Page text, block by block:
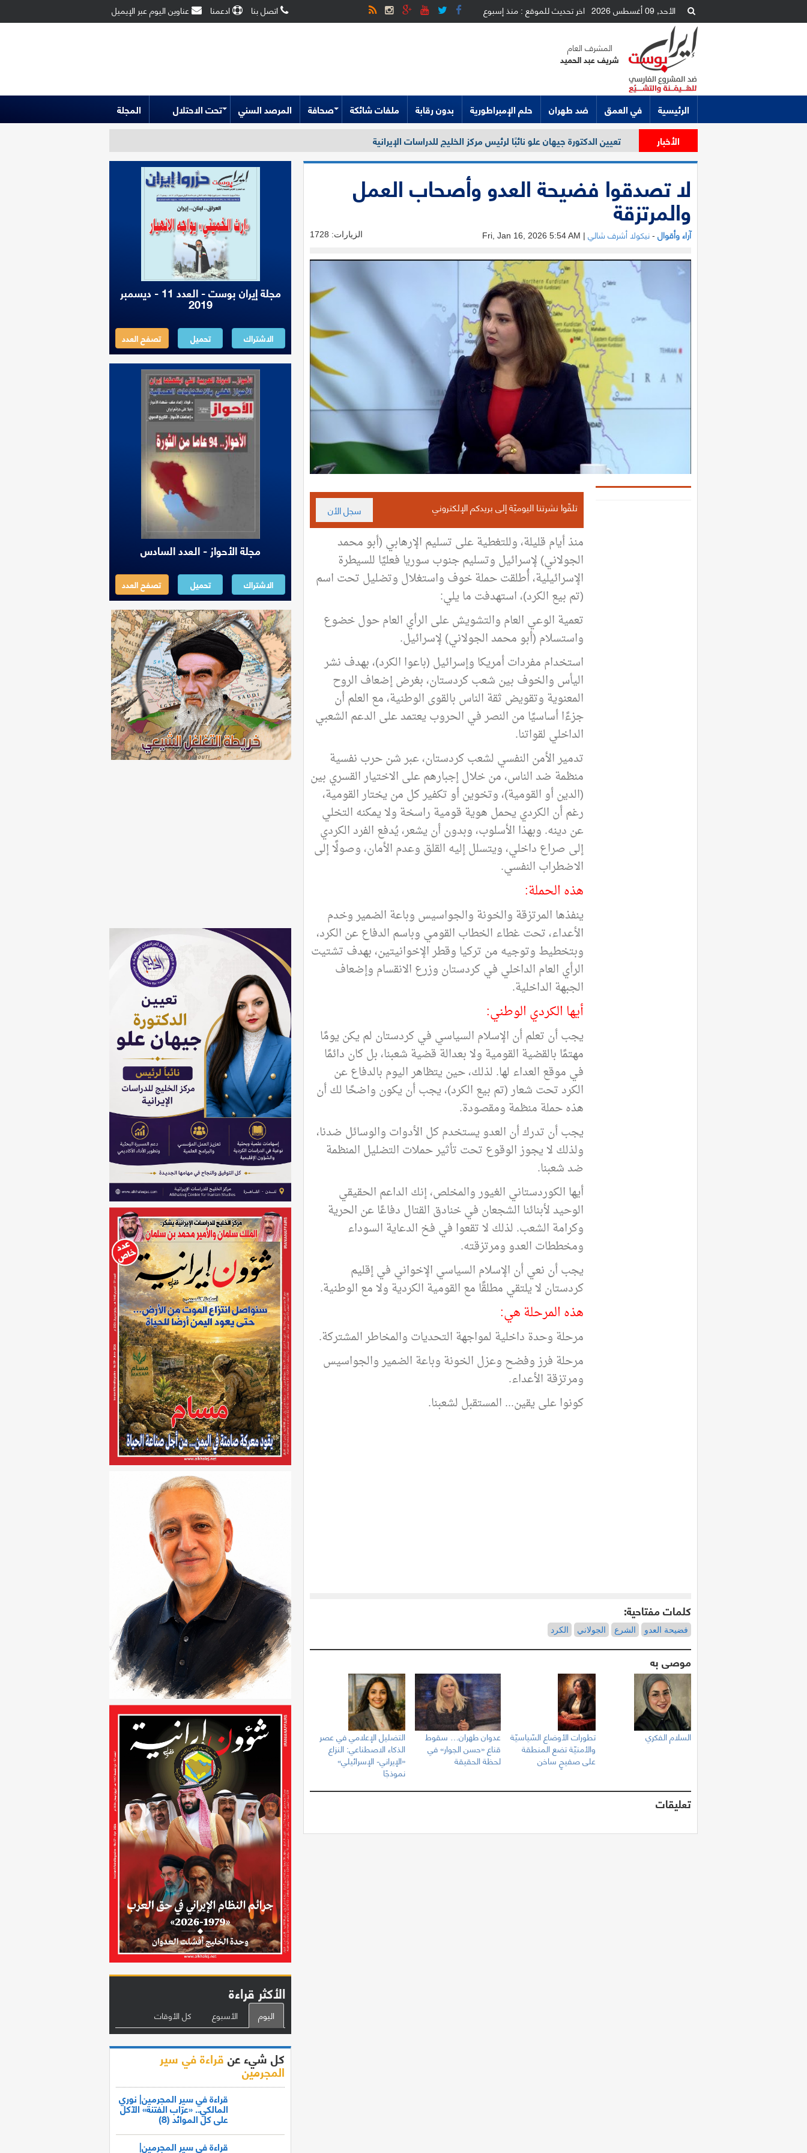
الأحد, 09 أغسطس 2026 اخر تحديث للموقع : منذ إسبوع اتصل بنا ادعمنا عناوين اليوم عبر الإيميل
المشرف العام
شريف عبد الحميد
الرئيسية في العمق ضد طهران حلم الإمبراطورية بدون رقابة ملفات شائكة صحافة المرصد السني تحت الاحتلال
المجلة
الأخبار
تعيين الدكتورة جيهان علو نائبًا لرئيس مركز الخليج للدراسات الإيرانية
لا تصدقوا فضيحة العدو وأصحاب العمل
والمرتزقة
آراء وأقوال - نيكولا أشرف شالي | Fri, Jan 16, 2026 5:54 AM الزيارات: 1728
تلقّوا نشرتنا اليوميّة إلى بريدكم الإلكتروني سجل الأن
منذ أيام قليلة، وللتغطية على تسليم الإرهابي (أبو محمد
الجولاني) لإسرائيل وتسليم جنوب سوريا فعليًا للسيطرة
الإسرائيلية، أُطلقت حملة خوف واستغلال وتضليل تحت اسم
(تم بيع الكرد)، استهدفت ما يلي:
تعمية الوعي العام والتشويش على الرأي العام حول خضوع
واستسلام (أبو محمد الجولاني) لإسرائيل.
استخدام مفردات أمريكا وإسرائيل (باعوا الكرد)، بهدف نشر
اليأس والخوف بين شعب كردستان، بغرض إضعاف الروح
المعنوية وتقويض ثقة الناس بالقوى الوطنية، مع العلم أن
جزءًا أساسيًا من النصر في الحروب يعتمد على الدعم الشعبي
الداخلي لقواتنا.
تدمير الأمن النفسي لشعب كردستان، عبر شن حرب نفسية
منظمة ضد الناس، من خلال إجبارهم على الاختيار القسري بين
(الدين أو القومية)، وتخوين أو تكفير كل من يختار القومية،
رغم أن الكردي يحمل هوية قومية راسخة ولا يمكنه التخلي
عن دينه. وبهذا الأسلوب، وبدون أن يشعر، يُدفع الفرد الكردي
إلى صراع داخلي، ويتسلل إليه القلق وعدم الأمان، وصولًا إلى
الاضطراب النفسي.
هذه الحملة:
ينفذها المرتزقة والخونة والجواسيس وباعة الضمير وخدم
الأعداء، تحت غطاء الخطاب القومي وباسم الدفاع عن الكرد،
وبتخطيط وتوجيه من تركيا وقطر الإخوانيتين، بهدف تشتيت
الرأي العام الداخلي في كردستان وزرع الانقسام وإضعاف
الجبهة الداخلية.
أيها الكردي الوطني:
يجب أن تعلم أن الإسلام السياسي في كردستان لم يكن يومًا
مهتمًا بالقضية القومية ولا بعدالة قضية شعبنا، بل كان دائمًا
في موقع العداء لها. لذلك، حين يتظاهر اليوم بالدفاع عن
الكرد تحت شعار (تم بيع الكرد)، يجب أن يكون واضحًا لك أن
هذه حملة منظمة ومقصودة.
يجب أن تدرك أن العدو يستخدم كل الأدوات والوسائل ضدنا،
ولذلك لا يجوز الوقوع تحت تأثير حملات التضليل المنظمة
ضد شعبنا.
أيها الكوردستاني الغيور والمخلص، إنك الداعم الحقيقي
الوحيد لأبنائنا الشجعان في خنادق القتال دفاعًا عن الحرية
وكرامة الشعب. لذلك لا تقعوا في فخ الدعاية السوداء
ومخططات العدو ومرتزقته.
يجب أن نعي أن الإسلام السياسي الإخواني في إقليم
كردستان لا يلتقي مطلقًا مع القومية الكردية ولا مع الوطنية.
هذه المرحلة هي:
مرحلة وحدة داخلية لمواجهة التحديات والمخاطر المشتركة.
مرحلة فرز وفضح وعزل الخونة وباعة الضمير والجواسيس
ومرتزقة الأعداء.
كونوا على يقين... المستقبل لشعبنا.
كلمات مفتاحية:
فضيحة العدو الشرع الجولاني الكرد
موصى به
السلام الفكري
تطورات الأوضاع السّياسيّة
والأمنيّة تضع المنطقة
على صفيحٍ ساخن
عدوان طهران… سقوط
قناع «حسن الجوار» في
لحظة الحقيقة
التضليل الإعلامي في عصر
الذكاء الاصطناعي: النزاع
«الإيراني- الإسرائيلي»
نموذجًا
تعليقات
مجلة إيران بوست - العدد 11 - ديسمبر
2019
تصفح العدد تحميل الاشتراك
مجلة الأحواز - العدد السادس
تصفح العدد تحميل الاشتراك
الأكثر قراءة
اليوم الأسبوع كل الأوقات
كل شيء عنقراءة في سير
المجرمين
قراءة في سير المجرمين| نوري
المالكي.. «عرّاب الفتنة» الآكل
على كل الموائد (8)
قراءة في سير المجرمين|